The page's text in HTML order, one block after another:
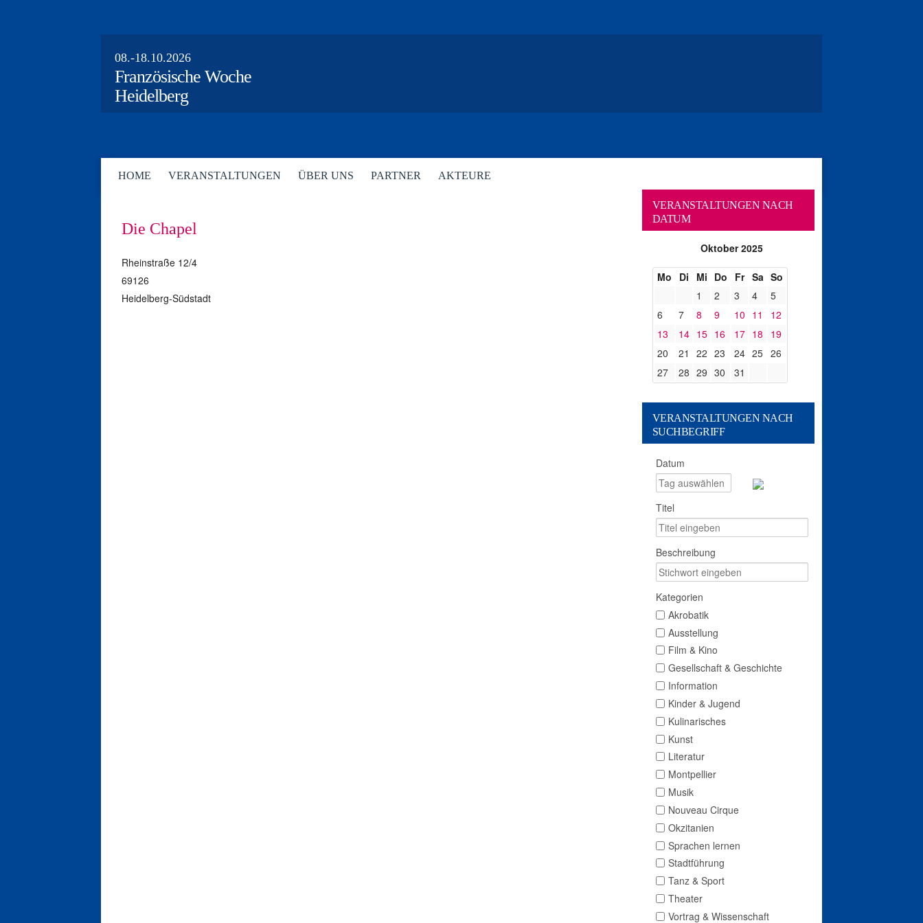
08.-18.10.2026
Französische Woche
Heidelberg
HOME VERANSTALTUNGEN ÜBER UNS PARTNER AKTEURE
Die Chapel
Rheinstraße 12/4
69126
Heidelberg-Südstadt
VERANSTALTUNGEN NACH
DATUM
Oktober 2025
Mo Di Mi Do Fr Sa So
1
2 3 4
5
6
7 8 9 10 11
12
13
14 15 16 17 18
19
20
21 22 23 24 25 26
27
28 29 30 31
VERANSTALTUNGEN NACH
SUCHBEGRIFF
Datum
Titel
Beschreibung
Kategorien
Akrobatik
Ausstellung
Film & Kino
Gesellschaft & Geschichte
Information
Kinder & Jugend
Kulinarisches
Kunst
Literatur
Montpellier
Musik
Nouveau Cirque
Okzitanien
Sprachen lernen
Stadtführung
Tanz & Sport
Theater
Vortrag & Wissenschaft